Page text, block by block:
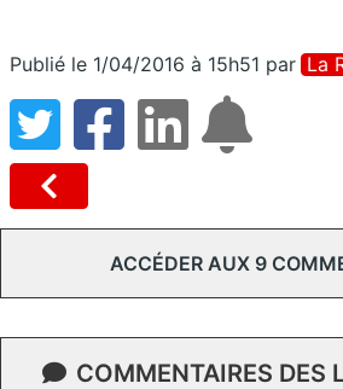
Publié le 1/04/2016 à 15h51 par La
ACCÉDER AUX 9
COMMENTAIRES DES